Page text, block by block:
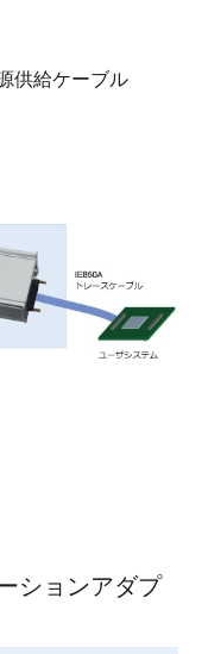
供給ケーブル
ションアダプ